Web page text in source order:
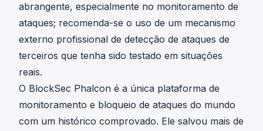
abrangente, especialmente no monitoramento de
ataques; recomenda-se o uso de um mecanismo
externo profissional de detecção de ataques de
terceiros que tenha sido testado em situações
reais.
O BlockSec Phalcon é a única plataforma de
monitoramento e bloqueio de ataques do mundo
com um histórico comprovado. Ele salvou mais de